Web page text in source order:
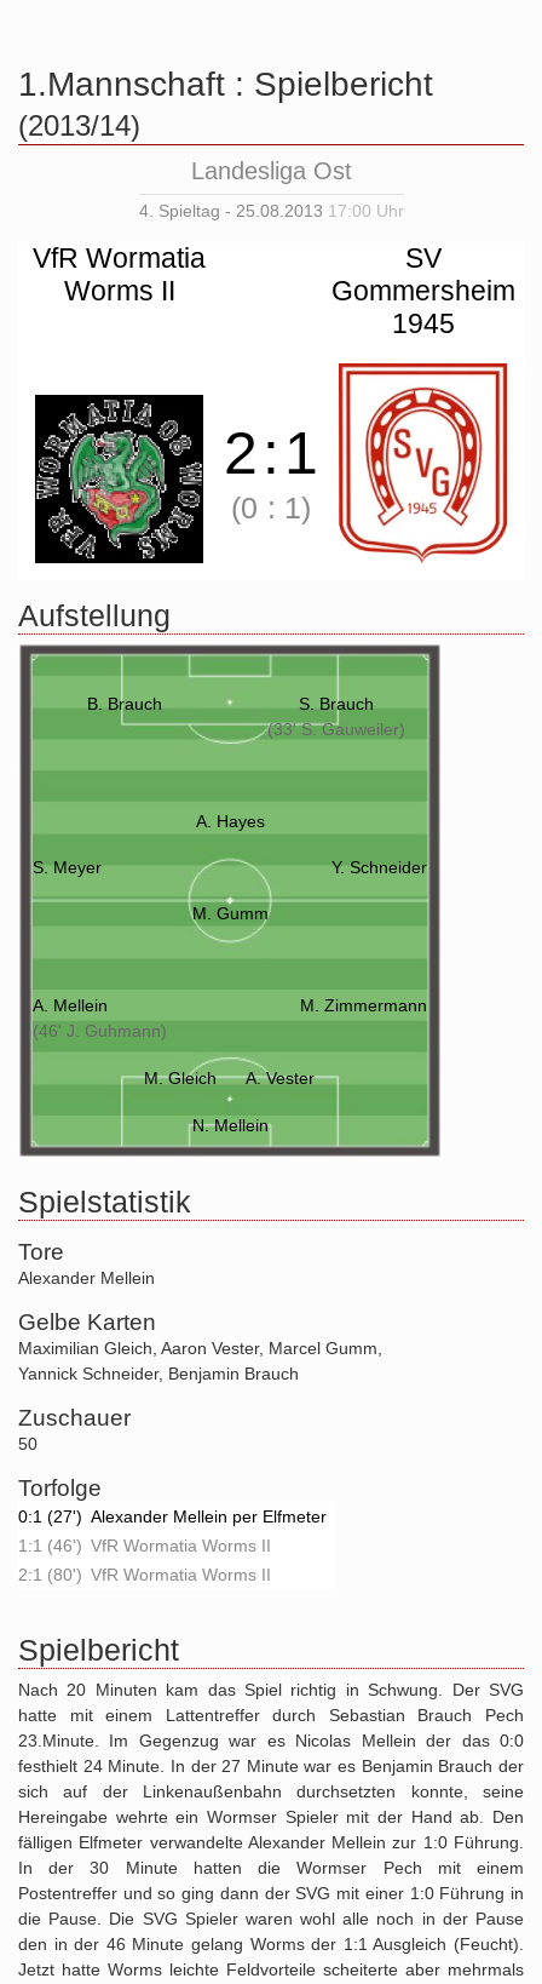
1.Mannschaft : Spielbericht
(2013/14)
Landesliga Ost
4. Spieltag - 25.08.2013 17:00 Uhr
VfR Wormatia
Worms II
SV
Gommersheim
1945
2:1
(0 : 1)
Aufstellung
B. Brauch
S. Brauch
(33' S. Gauweiler)
A. Hayes
S. Meyer Y. Schneider
M. Gumm
A. Mellein
(46' J. Guhmann)
M. Zimmermann
M. Gleich A. Vester
N. Mellein
Spielstatistik
Tore
Alexander Mellein
Gelbe Karten
Maximilian Gleich Aaron Vester, Marcel Gumm
Yannick Schneider, Benjamin Brauch
Zuschauer
50
Torfolge
0:1 (27') Alexander Mellein per Elfmeter
1:1 (46') VfR Wormatia Worms II
2:1 (80') VfR Wormatia Worms II
Spielbericht
Nach 20 Minuten kam das Spiel richtig in Schwung. Der SVG
hatte mit einem Lattentreffer durch Sebastian Brauch Pech
23.Minute. Im Gegenzug war es Nicolas Mellein der das 0:0
festhielt 24 Minute. In der 27 Minute war es Benjamin Brauch der
sich auf der Linkenaußenbahn durchsetzten konnte, seine
Hereingabe wehrte ein Wormser Spieler mit der Hand ab. Den
fälligen Elfmeter verwandelte Alexander Mellein zur 1:0 Führung.
In der 30 Minute hatten die Wormser Pech mit einem
Postentreffer und so ging dann der SVG mit einer 1:0 Führung in
die Pause. Die SVG Spieler waren wohl alle noch in der Pause
den in der 46 Minute gelang Worms der 1:1 Ausgleich (Feucht).
Jetzt hatte Worms leichte Feldvorteile scheiterte aber mehrmals